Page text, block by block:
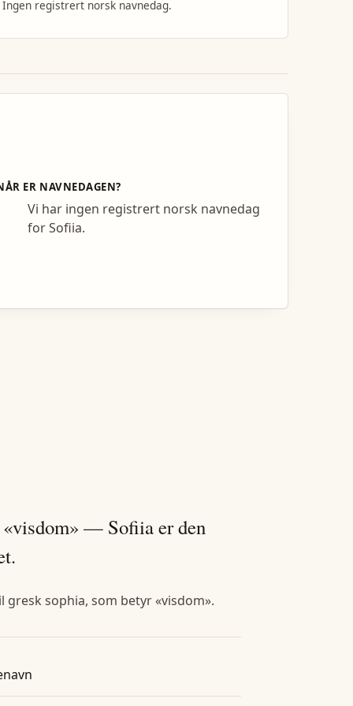
Ingen registrert norsk navnedag.
ER NAVNEDAGEN?
Vi har ingen registrert norsk navnedag
for Sofiia.
«visdom» — Sofiia er den
sophia, som betyr «visdom».